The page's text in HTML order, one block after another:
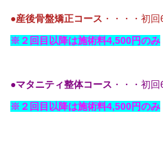
●産後骨盤矯正コース ・・・・初
※２回目以降は施術料4,500円のみ
●マタニティ整体コース ・・・初
※２回目以降は施術料4,500円のみ